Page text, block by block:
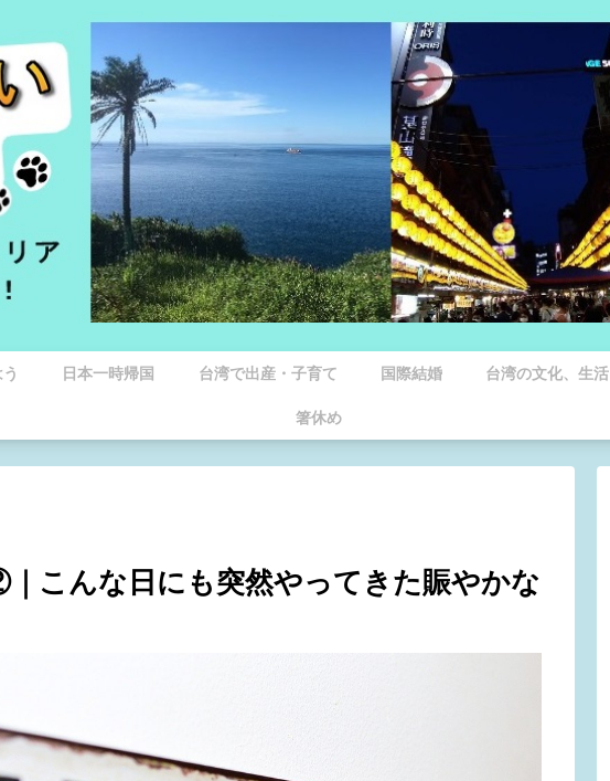
日本一時帰国 台湾で出産・子育て 国際結婚 台湾の文化、生活
箸休め
こんな日にも突然やってきた賑やかな